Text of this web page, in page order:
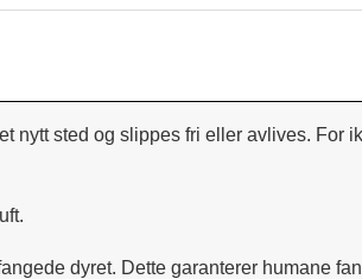
nytt sted og slippes fri eller avlives. For
dyret. Dette garanterer humane